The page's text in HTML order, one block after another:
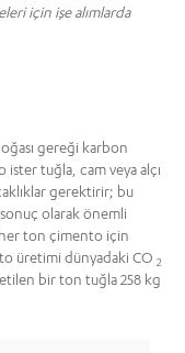
için işe alımlarda
gereği karbon
ister tuğla, cam veya alçı
gerektirir; bu
olarak önemli
ton çimento için
üretimi dünyadaki CO 2
bir ton tuğla 258 kg